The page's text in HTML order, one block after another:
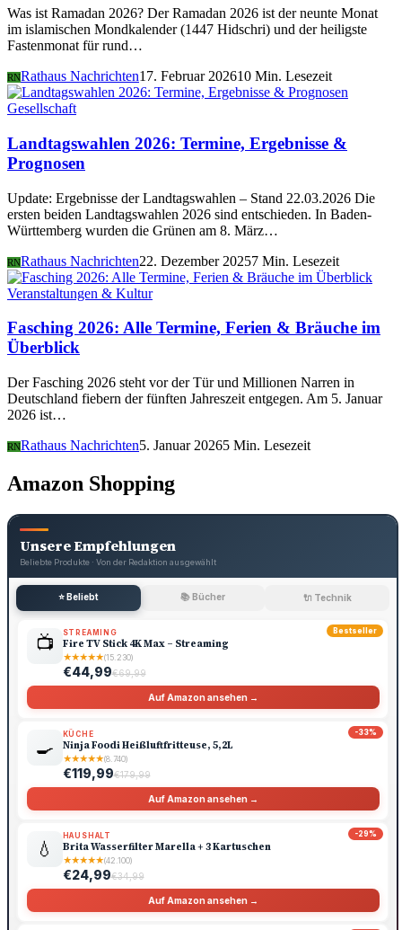
Was ist Ramadan 2026? Der Ramadan 2026 ist der neunte Monat
im islamischen Mondkalender (1447 Hidschri) und der heiligste
Fastenmonat für rund…
RNRathaus Nachrichten17. Februar 202610 Min. Lesezeit
Gesellschaft
Landtagswahlen 2026: Termine, Ergebnisse &
Prognosen
Update: Ergebnisse der Landtagswahlen – Stand 22.03.2026 Die
ersten beiden Landtagswahlen 2026 sind entschieden. In Baden-
Württemberg wurden die Grünen am 8. März…
RNRathaus Nachrichten22. Dezember 20257 Min. Lesezeit
Veranstaltungen & Kultur
Fasching 2026: Alle Termine, Ferien & Bräuche im
Überblick
Der Fasching 2026 steht vor der Tür und Millionen Narren in
Deutschland fiebern der fünften Jahreszeit entgegen. Am 5. Januar
2026 ist…
RNRathaus Nachrichten5. Januar 20265 Min. Lesezeit
Amazon Shopping
Unsere Empfehlungen
Beliebte Produkte · Von der Redaktion ausgewählt
⭐ Beliebt 📚 Bücher 🔌 Technik
Bestseller
📺 STREAMING
Fire TV Stick 4K Max – Streaming
★★★★★(15.230)
€44,99€69,99
Auf Amazon ansehen →
-33%
🍳
KÜCHE
Ninja Foodi Heißluftfritteuse, 5,2L
★★★★★(8.740)
€119,99€179,99
Auf Amazon ansehen →
-29%
💧
HAUSHALT
Brita Wasserfilter Marella + 3 Kartuschen
★★★★★(42.100)
€24,99€34,99
Auf Amazon ansehen →